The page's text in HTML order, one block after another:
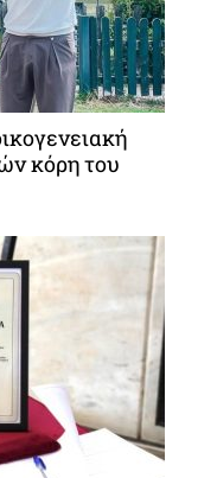
κόρη του